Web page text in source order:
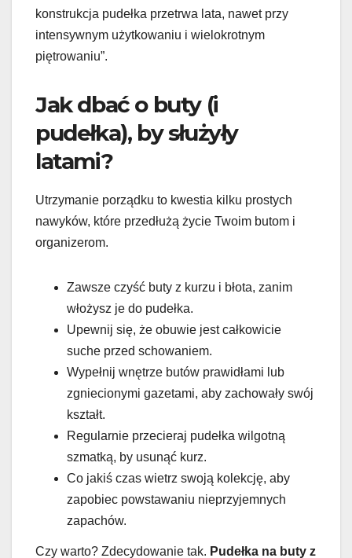
konstrukcja pudełka przetrwa lata, nawet przy
intensywnym użytkowaniu i wielokrotnym
piętrowaniu”.
Jak dbać o buty (i
pudełka), by służyły
latami?
Utrzymanie porządku to kwestia kilku prostych
nawyków, które przedłużą życie Twoim butom i
organizerom.
Zawsze czyść buty z kurzu i błota, zanim
włożysz je do pudełka.
Upewnij się, że obuwie jest całkowicie
suche przed schowaniem.
Wypełnij wnętrze butów prawidłami lub
zgniecionymi gazetami, aby zachowały swój
kształt.
Regularnie przecieraj pudełka wilgotną
szmatką, by usunąć kurz.
Co jakiś czas wietrz swoją kolekcję, aby
zapobiec powstawaniu nieprzyjemnych
zapachów.
Czy warto? Zdecydowanie tak. Pudełka na buty z